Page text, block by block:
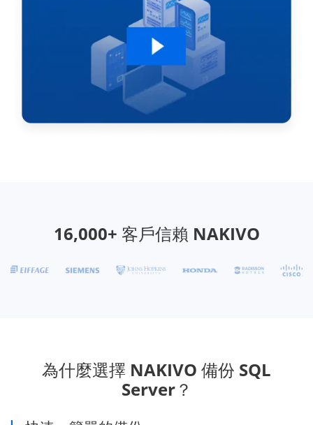
16,000+ 客戶信賴 NAKIVO
為什麼選擇 NAKIVO 備份 SQL
Server？